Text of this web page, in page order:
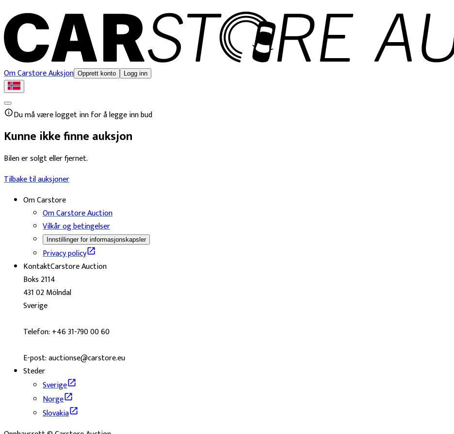
Om Carstore Auksjon Opprett konto Logg inn
Du må være logget inn for å legge inn bud
Kunne ikke finne auksjon
Bilen er solgt eller fjernet.
Tilbake til auksjoner
Om Carstore
Om Carstore Auction
Vilkår og betingelser
Innstillinger for informasjonskapsler
Privacy policy
KontaktCarstore Auction
Boks 2114
431 02 Mölndal
Sverige
Telefon: +46 31-790 00 60
E-post: auctionse@carstore.eu
Steder
Sverige
Norge
Slovakia